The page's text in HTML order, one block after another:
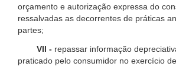
orçamento e autorização expressa do
ressalvadas as decorrentes de práticas
partes;
VII - repassar informação
praticado pelo consumidor no exercício